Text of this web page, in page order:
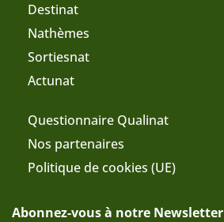
Destinat
Nathèmes
Sortiesnat
Actunat
Questionnaire Qualinat
Nos partenaires
Politique de cookies (UE)
Abonnez-vous à notre Newsletter